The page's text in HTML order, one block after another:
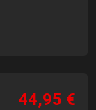
44,95 €